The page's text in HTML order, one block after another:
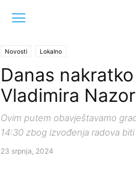
Novosti Lokalno
Danas
Vladimira
Ovim putem obavještavamo
14:30 zbog izvođenja radova
23 srpnja, 2024